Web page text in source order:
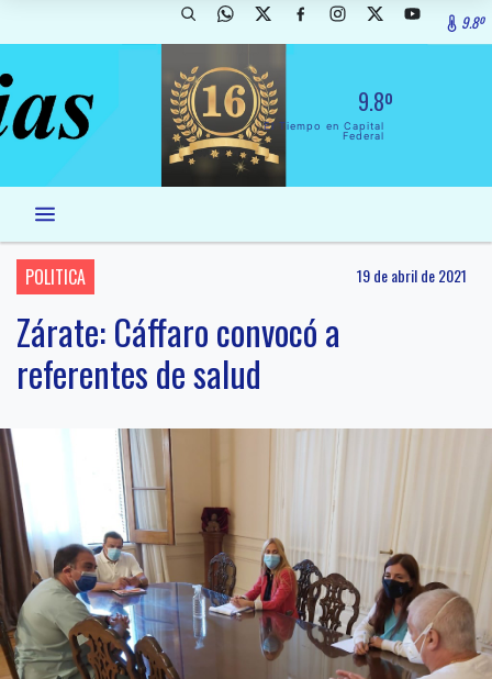
9.8º
9.8º
El Tiempo en Capital
Federal
POLITICA 19 de abril de 2021
Zárate: Cáffaro convocó a
referentes de salud